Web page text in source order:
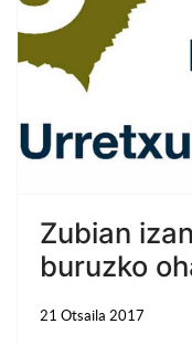
Zubian
buruzko
21 Otsaila 2017